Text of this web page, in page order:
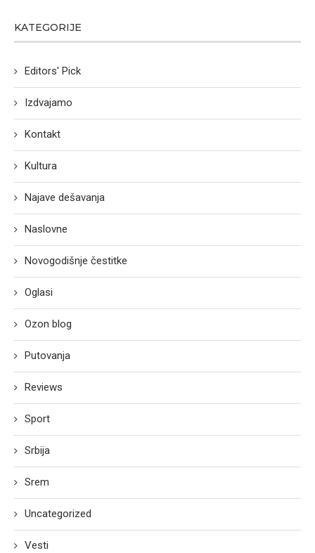
KATEGORIJE
Editors' Pick
Izdvajamo
Kontakt
Kultura
Najave dešavanja
Naslovne
Novogodišnje čestitke
Oglasi
Ozon blog
Putovanja
Reviews
Sport
Srbija
Srem
Uncategorized
Vesti